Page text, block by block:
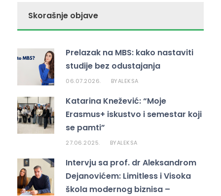
e
b
o
o
k
er e
dI
n
ts
A
p
p
Skorašnje objave
Prelazak na MBS: kako nastaviti
studije bez odustajanja
06.07.2026. BYALEKSA
Katarina Knežević: “Moje
Erasmus+ iskustvo i semestar koji
se pamti”
27.06.2025. BYALEKSA
Intervju sa prof. dr Aleksandrom
Dejanovićem: Limitless i Visoka
škola modernog biznisa –